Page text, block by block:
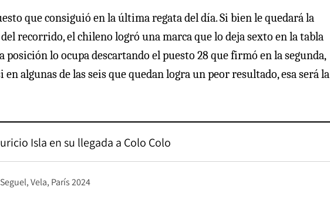
que consiguió en la última regata del día. Si bien le quedará la
recorrido, el chileno logró una marca que lo deja sexto en la tabla
posición lo ocupa descartando el puesto 28 que firmó en la segunda,
algunas de las seis que quedan logra un peor resultado, esa será la
Isla en su llegada a Colo Colo
Vela París 2024